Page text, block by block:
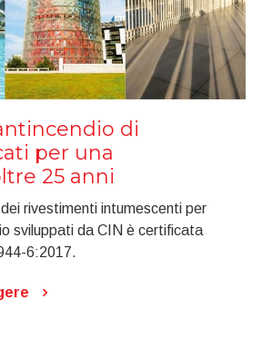
di
per una
25 anni
rivestimenti intumescenti per
sviluppati da CIN è certificata
6:2017.